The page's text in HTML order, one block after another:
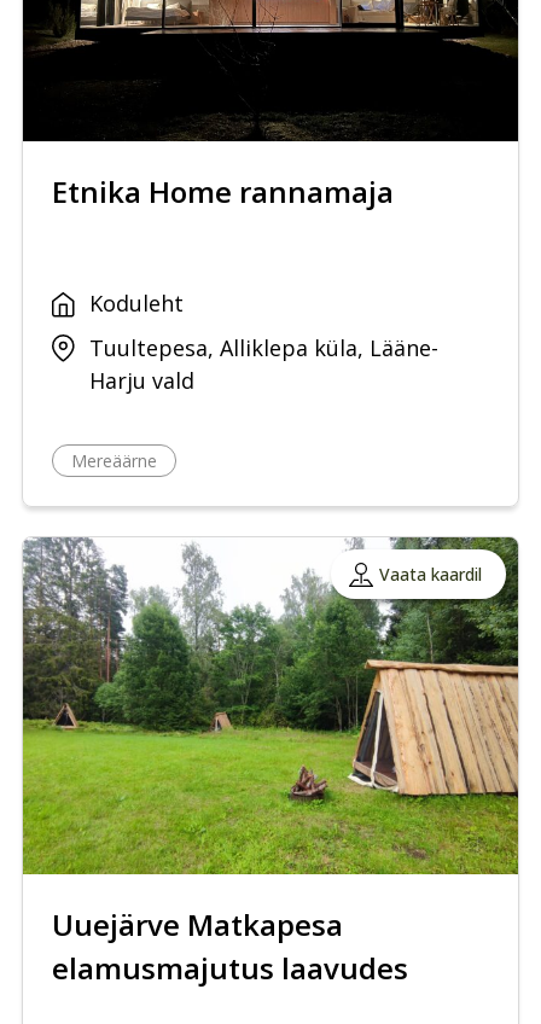
Etnika Home rannamaja
Koduleht
Tuultepesa, Alliklepa küla, Lääne-
Harju vald
Mereäärne
Vaata kaardil
Uuejärve Matkapesa
elamusmajutus laavudes